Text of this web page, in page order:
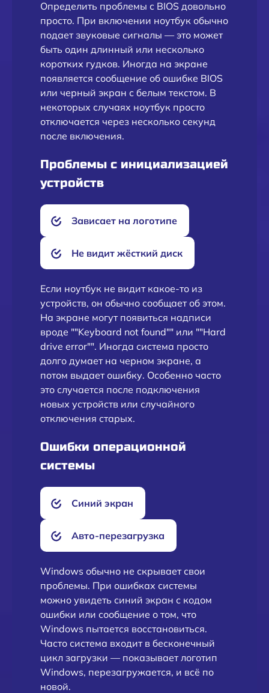
Определить проблемы с BIOS довольно
просто. При включении ноутбук обычно
подает звуковые сигналы — это может
быть один длинный или несколько
коротких гудков. Иногда на экране
появляется сообщение об ошибке BIOS
или черный экран с белым текстом. В
некоторых случаях ноутбук просто
отключается через несколько секунд
после включения.
Проблемы с инициализацией
устройств
Зависает на логотипе
Не видит жёсткий диск
Если ноутбук не видит какое-то из
устройств, он обычно сообщает об этом.
На экране могут появиться надписи
вроде ""Keyboard not found"" или ""Hard
drive error"". Иногда система просто
долго думает на черном экране, а
потом выдает ошибку. Особенно часто
это случается после подключения
новых устройств или случайного
отключения старых.
Ошибки операционной
системы
Синий экран
Авто-перезагрузка
Windows обычно не скрывает свои
проблемы. При ошибках системы
можно увидеть синий экран с кодом
ошибки или сообщение о том, что
Windows пытается восстановиться.
Часто система входит в бесконечный
цикл загрузки — показывает логотип
Windows, перезагружается, и всё по
новой.